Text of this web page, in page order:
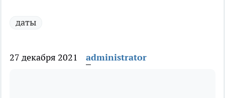
даты
27 декабря 2021 administrator